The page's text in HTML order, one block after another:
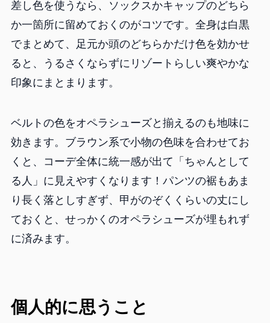
差し色を使うなら、ソックスかキャップのどちら
か一箇所に留めておくのがコツです。全身は白黒
でまとめて、足元か頭のどちらかだけ色を効かせ
ると、うるさくならずにリゾートらしい爽やかな
印象にまとまります。
ベルトの色をオペラシューズと揃えるのも地味に
効きます。ブラウン系で小物の色味を合わせてお
くと、コーデ全体に統一感が出て「ちゃんとして
る人」に見えやすくなります！パンツの裾もあま
り長く落としすぎず、甲がのぞくくらいの丈にし
ておくと、せっかくのオペラシューズが埋もれず
に済みます。
個人的に思うこと